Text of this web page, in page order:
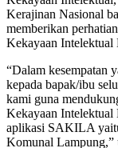
Kerajinan Nasional
memberikan
Kekayaan Intelektual
“Dalam kesempatan
kepada bapak/ibu
kami guna
Kekayaan Intelektual
aplikasi SAKILA
Komunal Lampung,”